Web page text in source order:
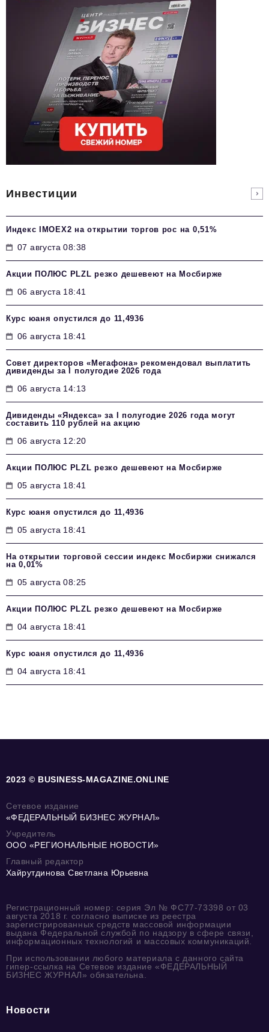
Инвестиции
Индекс IMOEX2 на открытии торгов рос на 0,51%
07 августа 08:38
Акции ПОЛЮС PLZL резко дешевеют на Мосбирже
06 августа 18:41
Курс юаня опустился до 11,4936
06 августа 18:41
Совет директоров «Мегафона» рекомендовал выплатить
дивиденды за I полугодие 2026 года
06 августа 14:13
Дивиденды «Яндекса» за I полугодие 2026 года могут
составить 110 рублей на акцию
06 августа 12:20
Акции ПОЛЮС PLZL резко дешевеют на Мосбирже
05 августа 18:41
Курс юаня опустился до 11,4936
05 августа 18:41
На открытии торговой сессии индекс Мосбиржи снижался
на 0,01%
05 августа 08:25
Акции ПОЛЮС PLZL резко дешевеют на Мосбирже
04 августа 18:41
Курс юаня опустился до 11,4936
04 августа 18:41
2023 © BUSINESS-MAGAZINE.ONLINE
Сетевое издание
«ФЕДЕРАЛЬНЫЙ БИЗНЕС ЖУРНАЛ»
Учредитель
ООО «РЕГИОНАЛЬНЫЕ НОВОСТИ»
Главный редактор
Хайрутдинова Светлана Юрьевна
Регистрационный номер: серия Эл № ФС77-73398 от 03
августа 2018 г. согласно выписке из реестра
зарегистрированных средств массовой информации
выдана Федеральной службой по надзору в сфере связи,
информационных технологий и массовых коммуникаций.
При использовании любого материала с данного сайта
гипер-ссылка на Сетевое издание «ФЕДЕРАЛЬНЫЙ
БИЗНЕС ЖУРНАЛ» обязательна.
Новости